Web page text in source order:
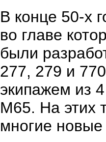
В конце 50-х
во главе
были
277, 279 и
экипажем из
М65. На этих
многие